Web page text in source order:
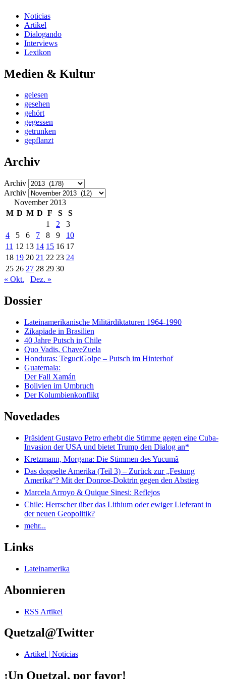
Noticias
Artikel
Dialogando
Interviews
Lexikon
Medien & Kultur
gelesen
gesehen
gehört
gegessen
getrunken
gepflanzt
Archiv
Archiv
Archiv
November 2013
M D M D F S
S
1
2
3
4
5 6 7 8 9
10
11 12 13 14 15 16 17
18 19 20 21 22 23 24
25 26 27 28 29 30
« Okt.
Dez. »
Dossier
Lateinamerikanische Militärdiktaturen 1964-1990
Zikapiade in Brasilien
40 Jahre Putsch in Chile
Quo Vadis, ChaveZuela
Honduras: TeguciGolpe – Putsch im Hinterhof
Guatemala:
Der Fall Xamán
Bolivien im Umbruch
Der Kolumbienkonflikt
Novedades
Präsident Gustavo Petro erhebt die Stimme gegen eine Cuba-
Invasion der USA und bietet Trump den Dialog an*
Kretzmann, Morgana: Die Stimmen des Yucumã
Das doppelte Amerika (Teil 3) – Zurück zur „Festung
Amerika“? Mit der Donroe-Doktrin gegen den Abstieg
Marcela Arroyo & Quique Sinesi: Reflejos
Chile: Herrscher über das Lithium oder ewiger Lieferant in
der neuen Geopolitik?
mehr...
Links
Lateinamerika
Abonnieren
RSS Artikel
Quetzal@Twitter
Artikel | Noticias
¡Un Quetzal, por favor!